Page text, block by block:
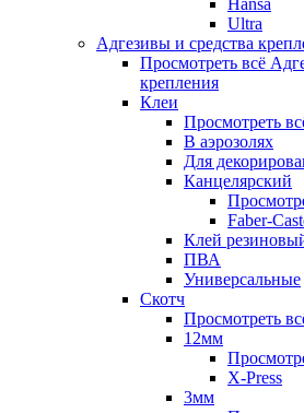
Hansa
Ultra
Адгезивы и средства
Просмотреть всё
крепления
Клеи
Просмотреть
В аэрозолях
Для
Канцелярский
Faber-
Клей
ПВА
Универсальные
Скотч
Просмотреть
12мм
X-Press
3мм